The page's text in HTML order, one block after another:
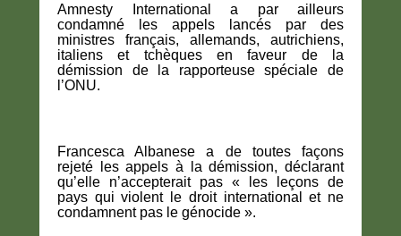
Amnesty International a par ailleurs
condamné les appels lancés par des
ministres français, allemands, autrichiens,
italiens et tchèques en faveur de la
démission de la rapporteuse spéciale de
l’ONU.
Francesca Albanese a de toutes façons
rejeté les appels à la démission, déclarant
qu’elle n’accepterait pas « les leçons de
pays qui violent le droit international et ne
condamnent pas le génocide ».